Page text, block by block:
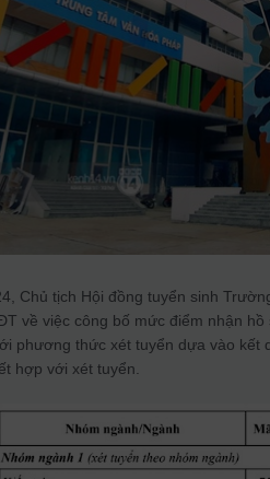
Chủ tịch Hội đồng tuyển sinh
về việc công bố mức điểm nhận
phương thức xét tuyển dựa vào kết
hợp với xét tuyển.